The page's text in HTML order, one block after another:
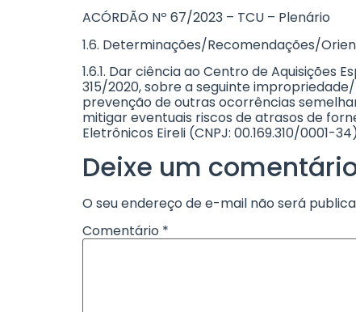
ACÓRDÃO Nº 67/2023 – TCU – Plenário
1.6. Determinações/Recomendações/
1.6.1. Dar ciência ao Centro de Aquisições
315/2020, sobre a seguinte
prevenção de outras ocorrências
mitigar eventuais riscos de atrasos de
Eletrônicos Eireli (CNPJ: 00.169.310/
Deixe um
O seu endereço de e-mail não será
Comentário *